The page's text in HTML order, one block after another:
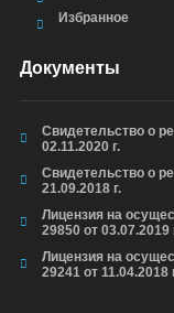
Избранное
Документы
Свидетельство о
02.11.2020 г.
Свидетельство о
21.09.2018 г.
Лицензия на
29850 от 03.07.2019
Лицензия на
29241 от 11.04.2018